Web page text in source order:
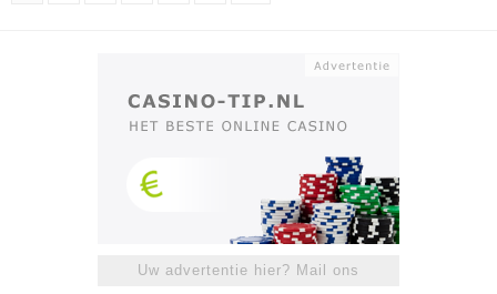
Uw advertentie hier? Mail ons